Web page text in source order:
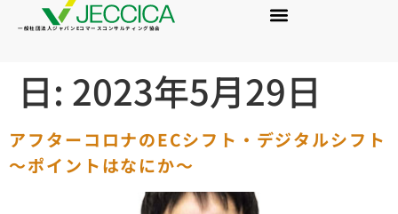
一般社団法人ジャパンEコマースコンサルティング協会
日: 2023年5月29日
アフターコロナのECシフト・デジタルシフト
～ポイントはなにか～